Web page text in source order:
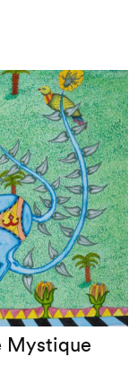
Mystique